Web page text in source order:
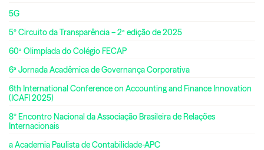
5G
5º Circuito da Transparência – 2ª edição de 2025
60ª Olimpíada do Colégio FECAP
6ª Jornada Acadêmica de Governança Corporativa
6th International Conference on Accounting and Finance Innovation
(ICAFI 2025)
8º Encontro Nacional da Associação Brasileira de Relações
Internacionais
a Academia Paulista de Contabilidade-APC